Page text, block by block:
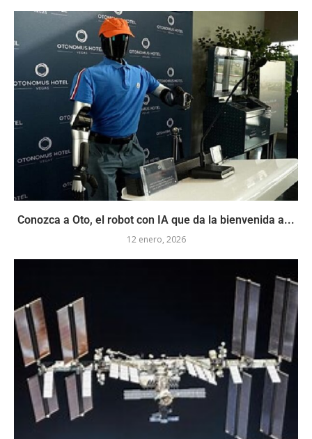
Conozca a Oto, el robot con IA que da la bienvenida a...
12 enero, 2026